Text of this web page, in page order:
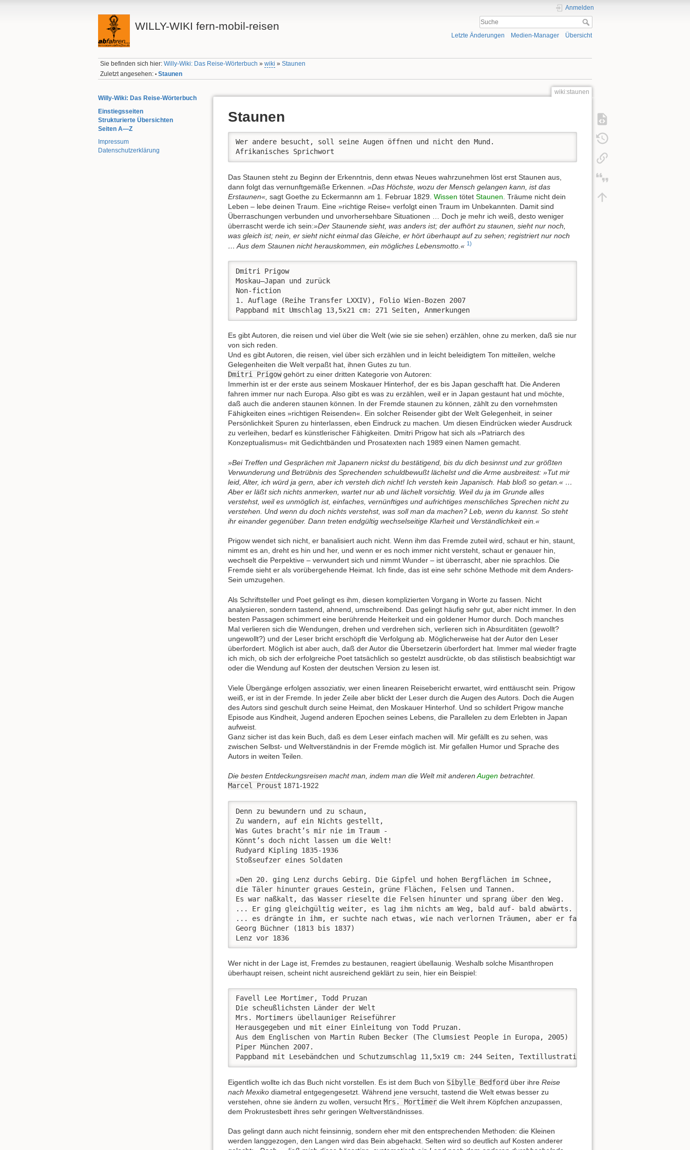
WILLY-WIKI fern-mobil-reisen
Anmelden
Letzte Änderungen Medien-Manager Übersicht
Sie befinden sich hier:Willy-Wiki: Das Reise-Wörterbuch »wiki »Staunen
Zuletzt angesehen: • Staunen
Willy-Wiki: Das Reise-Wörterbuch
Einstiegsseiten
Strukturierte Übersichten
Seiten A—Z
Impressum
Datenschutzerklärung
wiki:staunen
Staunen
Wer andere besucht, soll seine Augen öffnen und nicht den Mund.
Afrikanisches Sprichwort
Das Staunen steht zu Beginn der Erkenntnis, denn etwas Neues wahrzunehmen löst erst Staunen aus,
dann folgt das vernunftgemäße Erkennen. »Das Höchste, wozu der Mensch gelangen kann, ist das
Erstaunen«, sagt Goethe zu Eckermannn am 1. Februar 1829. Wissen tötet Staunen . Träume nicht dein
Leben – lebe deinen Traum. Eine »richtige Reise« verfolgt einen Traum im Unbekannten. Damit sind
Überraschungen verbunden und unvorhersehbare Situationen … Doch je mehr ich weiß, desto weniger
überrascht werde ich sein:»Der Staunende sieht, was anders ist; der aufhört zu staunen, sieht nur noch,
was gleich ist; nein, er sieht nicht einmal das Gleiche, er hört überhaupt auf zu sehen; registriert nur noch
… Aus dem Staunen nicht herauskommen, ein mögliches Lebensmotto.« 1)
Dmitri Prigow
Moskau–Japan und zurück
Non-fiction
1. Auflage (Reihe Transfer LXXIV), Folio Wien-Bozen 2007
Pappband mit Umschlag 13,5x21 cm: 271 Seiten, Anmerkungen
Es gibt Autoren, die reisen und viel über die Welt (wie sie sie sehen) erzählen, ohne zu merken, daß sie nur
von sich reden.
Und es gibt Autoren, die reisen, viel über sich erzählen und in leicht beleidigtem Ton mitteilen, welche
Gelegenheiten die Welt verpaßt hat, ihnen Gutes zu tun.
Dmitri Prigowgehört zu einer dritten Kategorie von Autoren:
Immerhin ist er der erste aus seinem Moskauer Hinterhof, der es bis Japan geschafft hat. Die Anderen
fahren immer nur nach Europa. Also gibt es was zu erzählen, weil er in Japan gestaunt hat und möchte,
daß auch die anderen staunen können. In der Fremde staunen zu können, zählt zu den vornehmsten
Fähigkeiten eines »richtigen Reisenden«. Ein solcher Reisender gibt der Welt Gelegenheit, in seiner
Persönlichkeit Spuren zu hinterlassen, eben Eindruck zu machen. Um diesen Eindrücken wieder Ausdruck
zu verleihen, bedarf es künstlerischer Fähigkeiten. Dmitri Prigow hat sich als »Patriarch des
Konzeptualismus« mit Gedichtbänden und Prosatexten nach 1989 einen Namen gemacht.
»Bei Treffen und Gesprächen mit Japanern nickst du bestätigend, bis du dich besinnst und zur größten
Verwunderung und Betrübnis des Sprechenden schuldbewußt lächelst und die Arme ausbreitest: »Tut mir
leid, Alter, ich würd ja gern, aber ich versteh dich nicht! Ich versteh kein Japanisch. Hab bloß so getan.« …
Aber er läßt sich nichts anmerken, wartet nur ab und lächelt vorsichtig. Weil du ja im Grunde alles
verstehst, weil es unmöglich ist, einfaches, vernünftiges und aufrichtiges menschliches Sprechen nicht zu
verstehen. Und wenn du doch nichts verstehst, was soll man da machen? Leb, wenn du kannst. So steht
ihr einander gegenüber. Dann treten endgültig wechselseitige Klarheit und Verständlichkeit ein.«
Prigow wendet sich nicht, er banalisiert auch nicht. Wenn ihm das Fremde zuteil wird, schaut er hin, staunt,
nimmt es an, dreht es hin und her, und wenn er es noch immer nicht versteht, schaut er genauer hin,
wechselt die Perpektive – verwundert sich und nimmt Wunder – ist überrascht, aber nie sprachlos. Die
Fremde sieht er als vorübergehende Heimat. Ich finde, das ist eine sehr schöne Methode mit dem Anders-
Sein umzugehen.
Als Schriftsteller und Poet gelingt es ihm, diesen komplizierten Vorgang in Worte zu fassen. Nicht
analysieren, sondern tastend, ahnend, umschreibend. Das gelingt häufig sehr gut, aber nicht immer. In den
besten Passagen schimmert eine berührende Heiterkeit und ein goldener Humor durch. Doch manches
Mal verlieren sich die Wendungen, drehen und verdrehen sich, verlieren sich in Absurditäten (gewollt?
ungewollt?) und der Leser bricht erschöpft die Verfolgung ab. Möglicherweise hat der Autor den Leser
überfordert. Möglich ist aber auch, daß der Autor die Übersetzerin überfordert hat. Immer mal wieder fragte
ich mich, ob sich der erfolgreiche Poet tatsächlich so gestelzt ausdrückte, ob das stilistisch beabsichtigt war
oder die Wendung auf Kosten der deutschen Version zu lesen ist.
Viele Übergänge erfolgen assoziativ, wer einen linearen Reisebericht erwartet, wird enttäuscht sein. Prigow
weiß, er ist in der Fremde. In jeder Zeile aber blickt der Leser durch die Augen des Autors. Doch die Augen
des Autors sind geschult durch seine Heimat, den Moskauer Hinterhof. Und so schildert Prigow manche
Episode aus Kindheit, Jugend anderen Epochen seines Lebens, die Parallelen zu dem Erlebten in Japan
aufweist.
Ganz sicher ist das kein Buch, daß es dem Leser einfach machen will. Mir gefällt es zu sehen, was
zwischen Selbst- und Weltverständnis in der Fremde möglich ist. Mir gefallen Humor und Sprache des
Autors in weiten Teilen.
Die besten Entdeckungsreisen macht man, indem man die Welt mit anderenAugen betrachtet.
Marcel Proust 1871-1922
Denn zu bewundern und zu schaun,
Zu wandern, auf ein Nichts gestellt,
Was Gutes bracht’s mir nie im Traum -
Könnt’s doch nicht lassen um die Welt!
Rudyard Kipling 1835-1936
Stoßseufzer eines Soldaten
»Den 20. ging Lenz durchs Gebirg. Die Gipfel und hohen Bergflächen im Schnee,
die Täler hinunter graues Gestein, grüne Flächen, Felsen und Tannen.
Es war naßkalt, das Wasser rieselte die Felsen hinunter und sprang über den Weg.
... Er ging gleichgültig weiter, es lag ihm nichts am Weg, bald auf- bald abwärts.
... es drängte in ihm, er suchte nach etwas, wie nach verlornen Träumen, aber er fand nichts.
Georg Büchner (1813 bis 1837)
Lenz vor 1836
Wer nicht in der Lage ist, Fremdes zu bestaunen, reagiert übellaunig. Weshalb solche Misanthropen
überhaupt reisen, scheint nicht ausreichend geklärt zu sein, hier ein Beispiel:
Favell Lee Mortimer, Todd Pruzan
Die scheußlichsten Länder der Welt
Mrs. Mortimers übellauniger Reiseführer
Herausgegeben und mit einer Einleitung von Todd Pruzan.
Aus dem Englischen von Martin Ruben Becker (The Clumsiest People in Europa, 2005)
Piper München 2007.
Pappband mit Lesebändchen und Schutzumschlag 11,5x19 cm: 244 Seiten, Textillustrationen
Eigentlich wollte ich das Buch nicht vorstellen. Es ist dem Buch von Sibylle Bedford über ihre Reise
nach Mexiko diametral entgegengesetzt. Während jene versucht, tastend die Welt etwas besser zu
verstehen, ohne sie ändern zu wollen, versucht Mrs. Mortimer die Welt ihrem Köpfchen anzupassen,
dem Prokrustesbett ihres sehr geringen Weltverständnisses.
Das gelingt dann auch nicht feinsinnig, sondern eher mit den entsprechenden Methoden: die Kleinen
werden langgezogen, den Langen wird das Bein abgehackt. Selten wird so deutlich auf Kosten anderer